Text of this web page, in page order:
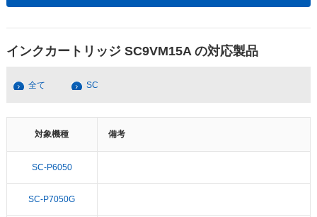
インクカートリッジ SC9VM15A の対応製品
全て SC
対象機種 備考
SC-P6050
SC-P7050G